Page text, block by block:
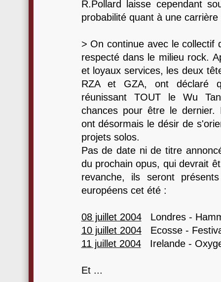
R.Pollard laisse cependant
probabilité quant à une carrière
> On continue avec le
respecté dans le milieu rock.
et loyaux services, les deux
RZA et GZA, ont déclaré
réunissant TOUT le Wu
chances pour être le dernier.
ont désormais le désir de
projets solos.
Pas de date ni de titre
du prochain opus, qui devrait
revanche, ils seront
européens cet été :
08 juillet 2004Londres -
10 juillet 2004Ecosse -
11 juillet 2004Irelande -
Et ...